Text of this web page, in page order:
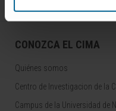
CONOZCA EL CIMA
Quiénes somos
Centro de Investigacion de la
Campus de la Universidad de